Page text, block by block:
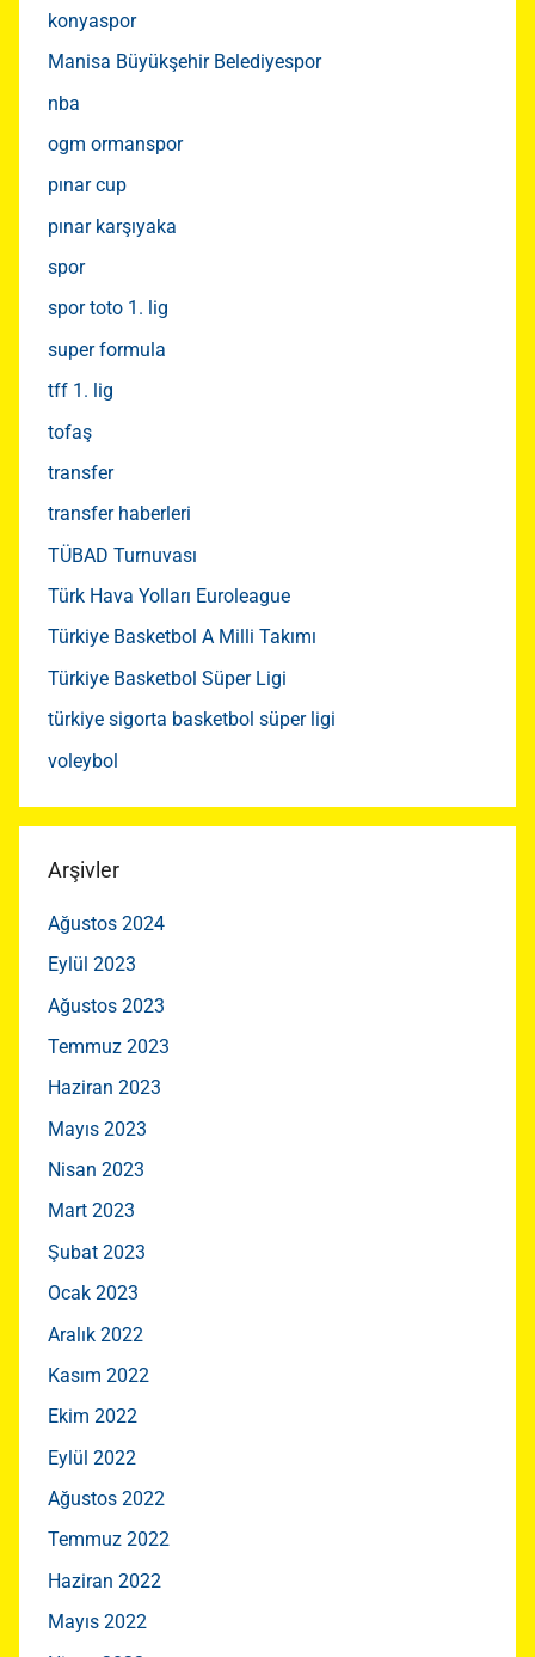
konyaspor
Manisa Büyükşehir Belediyespor
nba
ogm ormanspor
pınar cup
pınar karşıyaka
spor
spor toto 1. lig
super formula
tff 1. lig
tofaş
transfer
transfer haberleri
TÜBAD Turnuvası
Türk Hava Yolları Euroleague
Türkiye Basketbol A Milli Takımı
Türkiye Basketbol Süper Ligi
türkiye sigorta basketbol süper ligi
voleybol
Arşivler
Ağustos 2024
Eylül 2023
Ağustos 2023
Temmuz 2023
Haziran 2023
Mayıs 2023
Nisan 2023
Mart 2023
Şubat 2023
Ocak 2023
Aralık 2022
Kasım 2022
Ekim 2022
Eylül 2022
Ağustos 2022
Temmuz 2022
Haziran 2022
Mayıs 2022